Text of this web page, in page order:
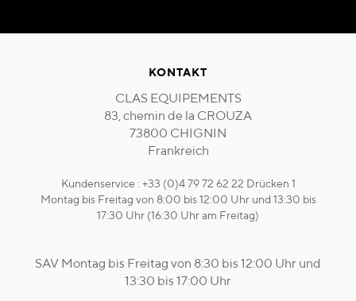
KONTAKT
CLAS EQUIPEMENTS
83, chemin de la CROUZA
73800 CHIGNIN
Frankreich
Kundenservice : +33 (0)4 79 72 62 22 Drücken 1
Montag bis Freitag von 8:00 bis 12:00 Uhr und 13:30 bis
17:30 Uhr (16:30 Uhr am Freitag)
SAV Montag bis Freitag von 8:30 bis 12:00 Uhr und
13:30 bis 17:00 Uhr